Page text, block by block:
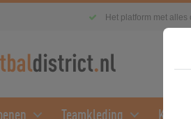
Het platform met
Teamkleding